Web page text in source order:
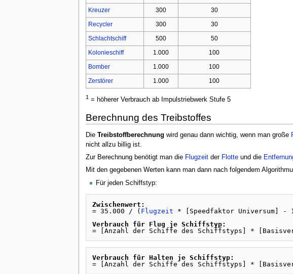
Kreuzer
300
30
Recycler
300
30
Schlachtschiff
500
50
Kolonieschiff
1.000
100
Bomber
1.000
100
Zerstörer
1.000 100
1= höherer Verbrauch ab Impulstriebwerk Stufe 5
Berechnung des Treibstoffes
Die Treibstoffberechnung wird genau dann wichtig, wenn man große
nicht allzu billig ist.
Zur Berechnung benötigt man die Flugzeitder Flotteund die
Mit den gegebenen Werten kann man dann nach folgendem
Für jeden Schiffstyp:
Zwischenwert:
= 35.000 / ( Flugzeit * [Speedfaktor Universum] -
Verbrauch für Flug je Schiffstyp:
= [Anzahl der Schiffe des Schiffstyps] *
Verbrauch für Halten je Schiffstyp: